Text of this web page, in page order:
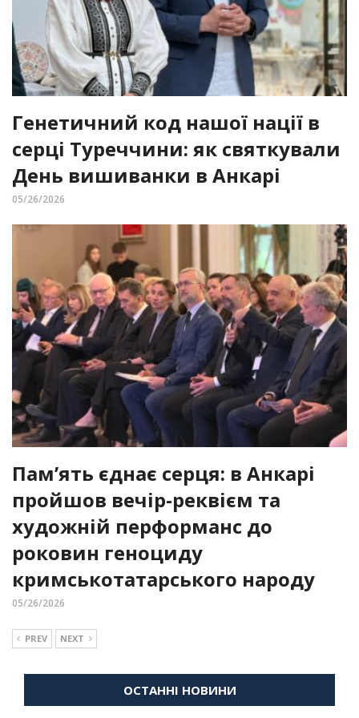
Генетичний код нашої нації в
серці Туреччини: як святкували
День вишиванки в Анкарі
05/26/2026
Пам’ять єднає серця: в Анкарі
пройшов вечір-реквієм та
художній перформанс до
роковин геноциду
кримськотатарського народу
05/26/2026
PREV NEXT
ОСТАННІ НОВИНИ